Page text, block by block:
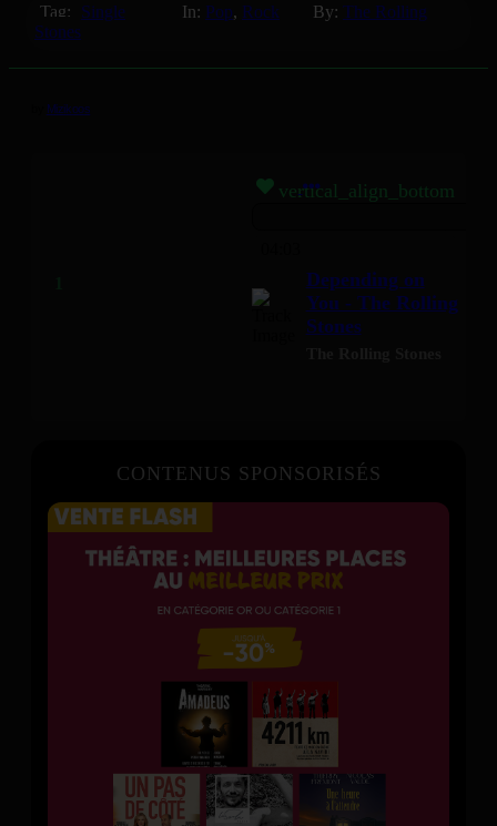
Tag: Single In: Pop, Rock By: The Rolling
Stones
Mizikoos
vertical_align_bottom
Depending on
You - The Rolling
Stones
CONTENUS SPONSORISÉS